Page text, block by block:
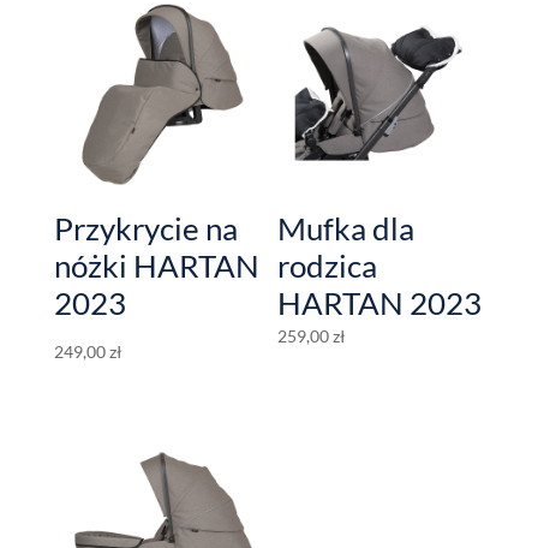
Przykrycie na
nóżki HARTAN
2023
249,00zł
Mufka dla
rodzica
HARTAN 2023
259,00zł